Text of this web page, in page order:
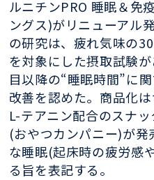
ルニチンPRO 睡眠＆免
ングス)がリニューアル
の研究は、疲れ気味の
を対象にした摂取試験
目以降の“睡眠時間”に
改善を認めた。商品化
L-テアニン配合のスナッ
(おやつカンパニー)が発
な睡眠(起床時の疲労感
る旨を表記する。